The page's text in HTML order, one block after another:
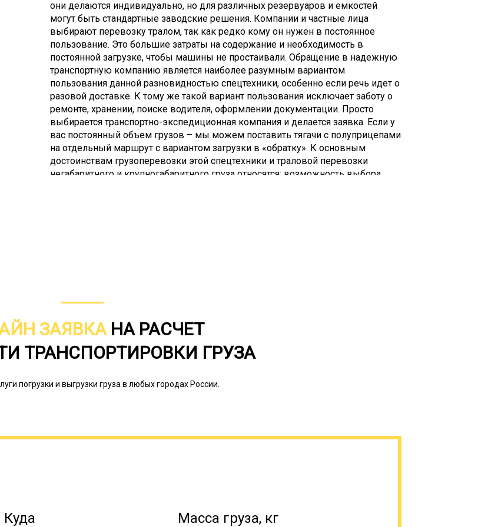
они делаются индивидуально, но для различных резервуаров и емкостей
могут быть стандартные заводские решения. Компании и частные лица
выбирают перевозку тралом, так как редко кому он нужен в постоянное
пользование. Это большие затраты на содержание и необходимость в
постоянной загрузке, чтобы машины не простаивали. Обращение в надежную
транспортную компанию является наиболее разумным вариантом
пользования данной разновидностью спецтехники, особенно если речь идет о
разовой доставке. К тому же такой вариант пользования исключает заботу о
ремонте, хранении, поиске водителя, оформлении документации. Просто
выбирается транспортно-экспедиционная компания и делается заявка. Если у
вас постоянный объем грузов – мы можем поставить тягачи с полуприцепами
на отдельный маршрут с вариантом загрузки в «обратку». К основным
достоинствам грузоперевозки этой спецтехники и траловой перевозки
негабаритного и крупногабаритного груза относятся: возможность выбора
документации.
ЗАЯВКАНА РАСЧЕТ
ТРАНСПОРТИРОВКИ ГРУЗА
погрузки и выгрузки груза в любых городах России.
Куда Масса груза, кг